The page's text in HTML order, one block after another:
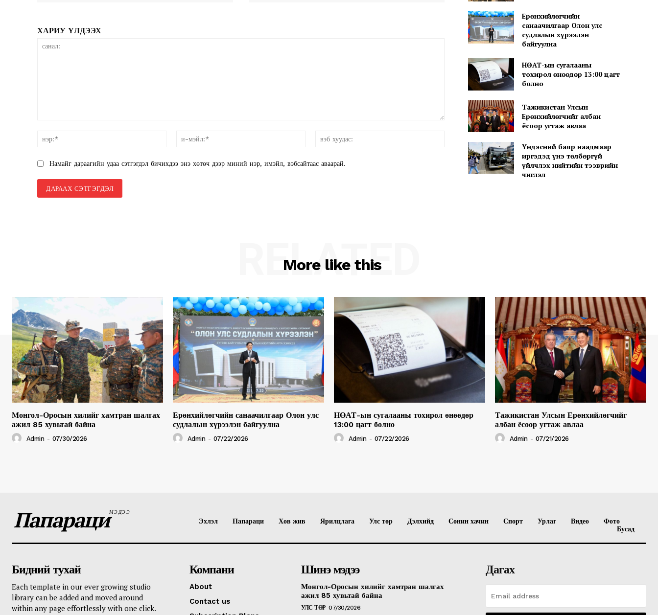
ХАРИУ ҮЛДЭЭХ
хуудас:
Намайг дараагийн удаа сэтгэгдэл бичихдээ энэ хөтөч дээр миний нэр, имэйл, вэбсайтаас аваарай.
Ерөнхийлөгчийн
санаачилгаар Олон улс
судлалын хүрээлэн
байгуулна
НӨАТ-ын сугалааны
тохирол өнөөдөр 13:00 цагт
болно
Тажикистан Улсын
Ерөнхийлөгчийг албан
ёсоор угтаж авлаа
Үндэсний баяр наадмаар
иргэдэд үнэ төлбөргүй
үйлчлэх нийтийн тээврийн
чиглэл
More like this
RELATED
Монгол-Оросын хилийг хамтран шалгах
ажил 85 хувьтай байна
Admin - 07/30/2026
Ерөнхийлөгчийн санаачилгаар Олон улс
судлалын хүрээлэн байгуулна
Admin - 07/22/2026
НӨАТ-ын сугалааны тохирол өнөөдөр
13:00 цагт болно
Admin - 07/22/2026
Тажикистан Улсын Ерөнхийлөгчийг
албан ёсоор угтаж авлаа
Admin - 07/21/2026
ПапарациМЭДЭЭ
Эхлэл Папараци Хов жив Ярилцлага Улс төр Дэлхийд Сонин хачин Спорт Урлаг Видео
Фото
Бусад
Бидний тухай
Each template in our ever growing studio
library can be added and moved around
within any page effortlessly with one click.
Компани
About
Contact us
Шинэ мэдээ
Монгол-Оросын хилийг хамтран шалгах
ажил 85 хувьтай байна
УЛС ТӨР 07/30/2026
Дагах